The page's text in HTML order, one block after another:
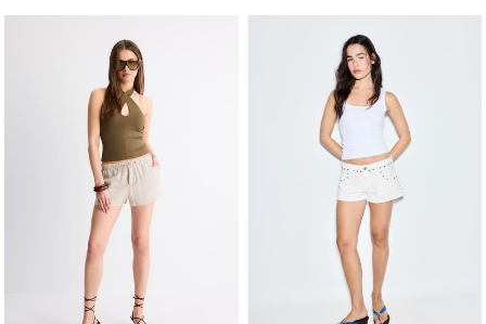
diverse kleuren.